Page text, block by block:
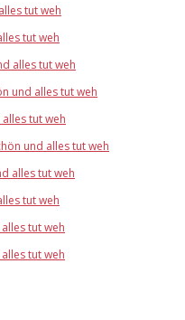
tut weh
tut weh
alles tut weh
und alles tut weh
tut weh
und alles tut weh
alles tut weh
tut weh
tut weh
tut weh